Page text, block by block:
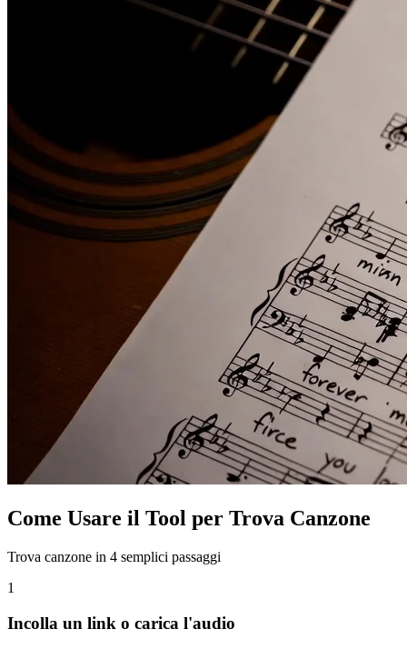
Come Usare il Tool per Trova Canzone
Trova canzone in 4 semplici passaggi
1
Incolla un link o carica l'audio